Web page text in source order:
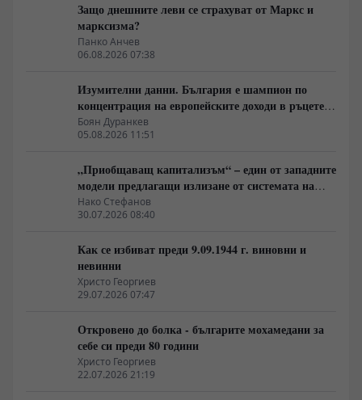
Защо днешните леви се страхуват от Маркс и
марксизма?
Панко Анчев
06.08.2026 07:38
Изумителни данни. България е шампион по
концентрация на европейските доходи в ръцете
на най-богатия 1%, надминава и САЩ
Боян Дуранкев
05.08.2026 11:51
„Приобщаващ капитализъм“ – един от западните
модели предлагащи излизане от системата на
неолиберализма
Нако Стефанов
30.07.2026 08:40
Как се избиват преди 9.09.1944 г. виновни и
невинни
Христо Георгиев
29.07.2026 07:47
Откровено до болка - българите мохамедани за
себе си преди 80 години
Христо Георгиев
22.07.2026 21:19